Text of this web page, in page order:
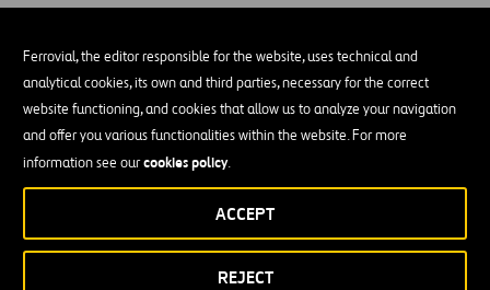
Ferrovial, the editor responsible for the website, uses technical and
analytical cookies, its own and third parties, necessary for the correct
website functioning, and cookies that allow us to analyze your navigation
and offer you various functionalities within the website. For more
information see ourcookies policy.
REJECT
ACCEPT
Construcción de carreteras